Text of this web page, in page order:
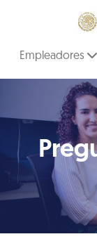
Empleadores